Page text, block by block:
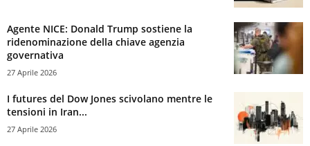
Agente NICE: Donald Trump sostiene la
ridenominazione della chiave agenzia
governativa
27 Aprile 2026
I futures del Dow Jones scivolano mentre le
tensioni in Iran...
27 Aprile 2026